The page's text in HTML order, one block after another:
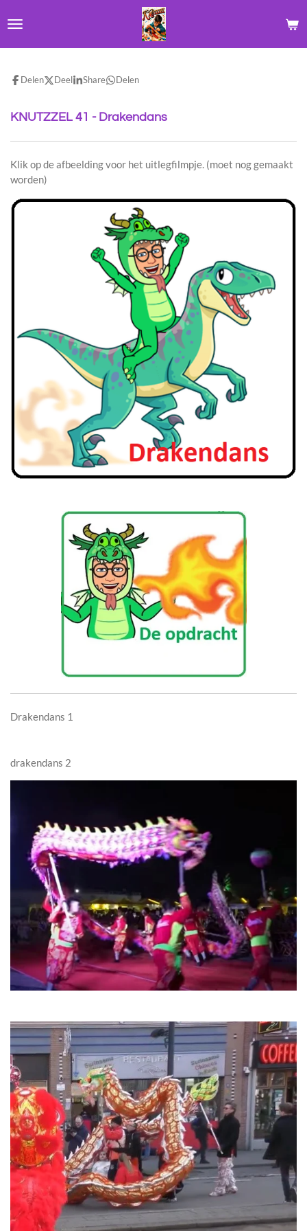
direct
hoofdinhoud
Delen Deel Share Delen
KNUTZZEL 41 - Drakendans
Klik op de afbeelding voor het uitlegfilmpje. (moet nog gemaakt
worden)
Drakendans 1
drakendans 2